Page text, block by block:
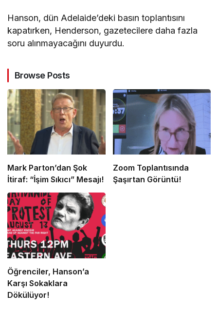
Hanson, dün Adelaide’deki basın toplantısını
kapatırken, Henderson, gazetecilere daha fazla
soru alınmayacağını duyurdu.
Browse Posts
Mark Parton’dan Şok
İtiraf: “İşim Sıkıcı” Mesajı!
Zoom Toplantısında
Şaşırtan Görüntü!
Öğrenciler, Hanson’a
Karşı Sokaklara
Dökülüyor!